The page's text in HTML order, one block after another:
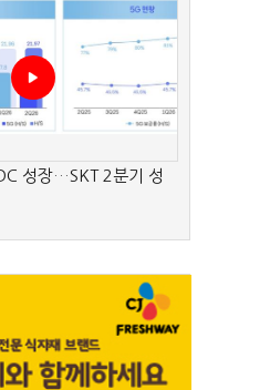
성장…SKT 2분기 성